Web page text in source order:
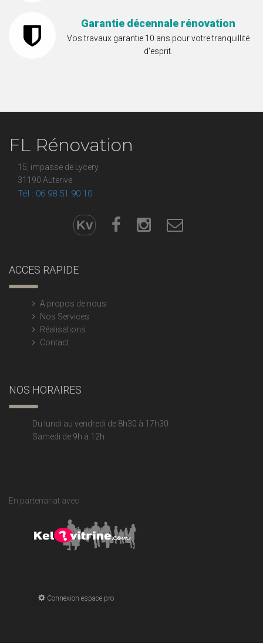
Garantie décennale rénovation
Vos travaux garantie 10 ans pour votre tranquillité
d'esprit.
FL Rénovation
15, impasse de Lycery
31190 Auterive
Tél : 06 98 51 90 10
Kv
ACCES RAPIDE
A propos de nous
Nos Services
Réalisations
Contact
NOS HORAIRES
Du lundi au vendredi de 8h30 à 17h30
Samedi de 9h à 12h
En partenariat avec
Connexion espace pro